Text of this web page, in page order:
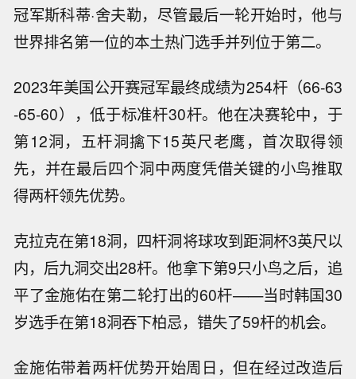
冠军斯科蒂·舍夫勒，尽管最后一轮开始时，他与
世界排名第一位的本土热门选手并列位于第二。
2023年美国公开赛冠军最终成绩为254杆（66-63
-65-60），低于标准杆30杆。他在决赛轮中，于
第12洞，五杆洞擒下15英尺老鹰，首次取得领
先，并在最后四个洞中两度凭借关键的小鸟推取
得两杆领先优势。
克拉克在第18洞，四杆洞将球攻到距洞杯3英尺以
内，后九洞交出28杆。他拿下第9只小鸟之后，追
平了金施佑在第二轮打出的60杆——当时韩国30
岁选手在第18洞吞下柏忌，错失了59杆的机会。
金施佑带着两杆优势开始周日，但在经过改造后